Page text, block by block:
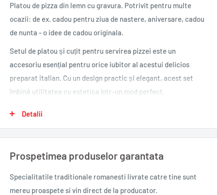
Platou de pizza din lemn cu gravura. Potrivit pentru multe
ocazii: de ex. cadou pentru ziua de nastere, aniversare, cadou
de nunta - o idee de cadou originala.
Setul de platou și cuțit pentru servirea pizzei este un
accesoriu esențial pentru orice iubitor al acestui delicios
preparat italian. Cu un design practic și elegant, acest set
îmbină utilitatea cu estetica într-un mod perfect.
Platoul este fabricat din lemn de înaltă calitate, finisat cu
pizza mare, iar marginile sale ușor ridicate ajută la menținerea
ingredientelor pe platou și prevenirea scurgerilor nedorite.
Detalii
Prospetimea produselor garantata
Specialitatile traditionale romanesti livrate catre tine sunt
mereu proaspete si vin direct de la producator.